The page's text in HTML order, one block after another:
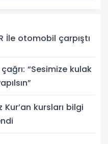
İle otomobil çarpıştı
“Sesimize kulak
kursları bilgi